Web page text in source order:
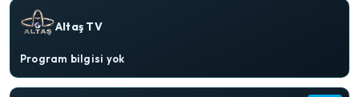
Altaş TV
Program bilgisi yok